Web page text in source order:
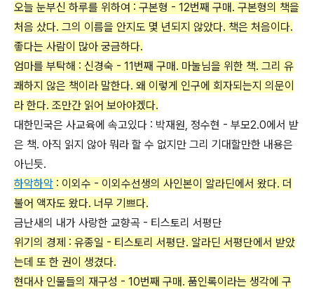
오늘 눈부신 하루를 위하여 : 구본형 - 12번째 구매. 구본형의 책을
처음 샀다. 그의 이름을 안지도 몇 년되지 않았다. 책은 처음이다.
좋다는 사람이 많아 궁금하다.
엄마를 부탁해 : 신경숙 - 11번째 구매. 마눌님을 위한 책. 그리 유
쾌하지 않은 책이라 말한다. 왜 이렇게 인구에 회자되는지 의문이
라 한다. 조만간 읽어 보아야겠다.
대한민국은 사교육에 속고있다 : 박재원, 정수현 - 부모2.0에서 받
은 책. 아직 읽지 않아 뭐라 할 수 없지만 그리 기대할만한 내용은
아닌듯.
하악하악 : 이외수 - 이외수선생의 사인본이 알라딘에서 왔다. 더
불어 액자도 왔다. 너무 기쁘다.
금난새의 내가 사랑한 교향곡 - 티스토리 서평단
위기의 경제 : 유종일 - 티스토리 서평단. 알라딘 서평단에서 받았
는데 또 한 권이 생겼다.
현대사 인물들의 재구성 - 10번째 구매. 품인록이라는 생각에 구